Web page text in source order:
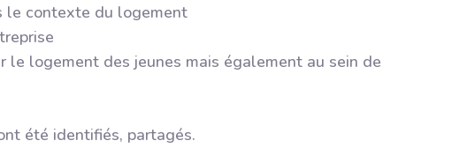
le contexte du logement
le logement des jeunes mais également au sein de
été identifiés, partagés.